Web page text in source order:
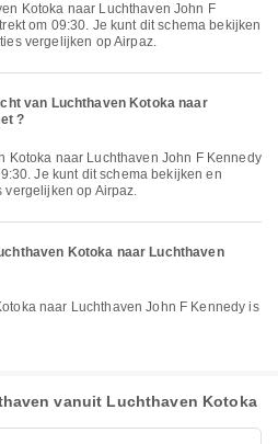
om 09:30. Je kunt dit schema bekijken
vergelijken op Airpaz.
van Luchthaven Kotoka naar
?
Je kunt dit schema bekijken en
vergelijken op Airpaz.
Kotoka naar Luchthaven
vanuit Luchthaven Kotoka